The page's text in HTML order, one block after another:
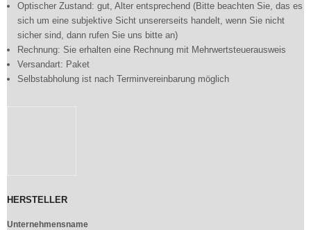
Optischer Zustand: gut, Alter entsprechend (Bitte beachten Sie, das es
sich um eine subjektive Sicht unsererseits handelt, wenn Sie nicht
sicher sind, dann rufen Sie uns bitte an)
Rechnung: Sie erhalten eine Rechnung mit Mehrwertsteuerausweis
Versandart: Paket
Selbstabholung ist nach Terminvereinbarung möglich
HERSTELLER
Unternehmensname